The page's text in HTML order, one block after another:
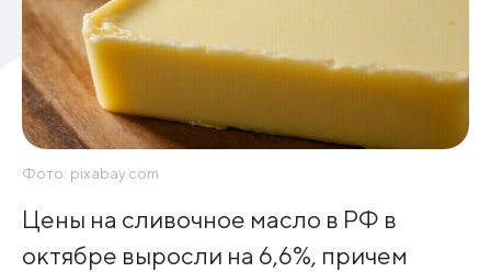
Фото: pixabay.com
Цены на сливочное масло в РФ в
октябре выросли на 6,6%, причем